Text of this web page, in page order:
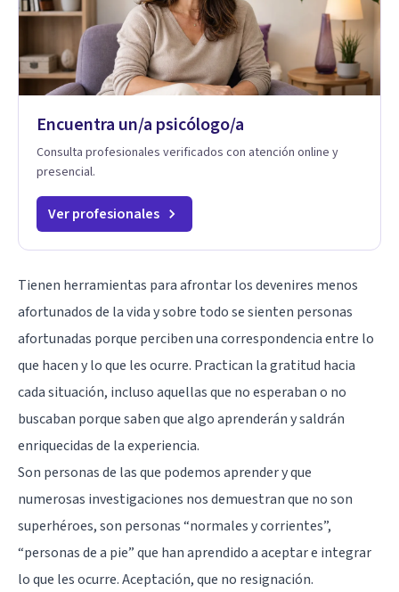
Encuentra un/a psicólogo/a
Consulta profesionales verificados con atención online y
presencial.
Ver profesionales
Tienen herramientas para afrontar los devenires menos
afortunados de la vida y sobre todo se sienten personas
afortunadas porque perciben una correspondencia entre lo
que hacen y lo que les ocurre. Practican la gratitud hacia
cada situación, incluso aquellas que no esperaban o no
buscaban porque saben que algo aprenderán y saldrán
enriquecidas de la experiencia.
Son personas de las que podemos aprender y que
numerosas investigaciones nos demuestran que no son
superhéroes, son personas “normales y corrientes”,
“personas de a pie” que han aprendido a aceptar e integrar
lo que les ocurre. Aceptación, que no resignación.